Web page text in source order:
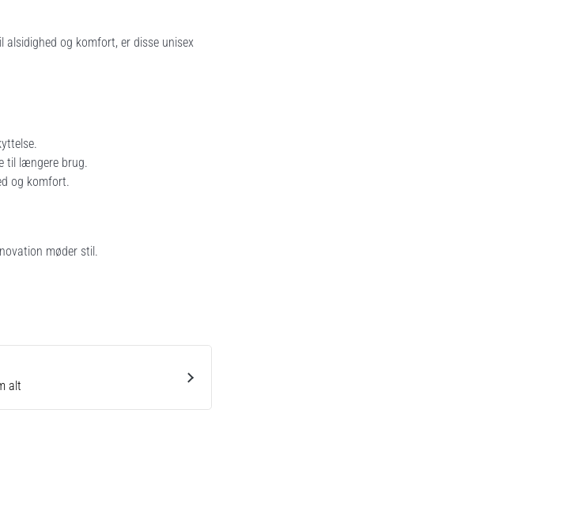
alsidighed og komfort, er disse unisex
til længere brug.
og komfort.
møder stil.
alt